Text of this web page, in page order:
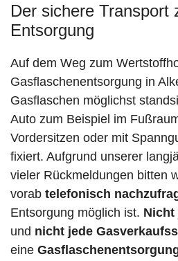
Der sichere Transport
Entsorgung
Auf dem Weg zum
Gasflaschenentsorgung in
Gasflaschen möglichst
Auto zum Beispiel im
Vordersitzen oder mit
fixiert. Aufgrund unserer
vieler Rückmeldungen bitten
vorab telefonisch
Entsorgung möglich ist. Nicht
und nicht jede
eine